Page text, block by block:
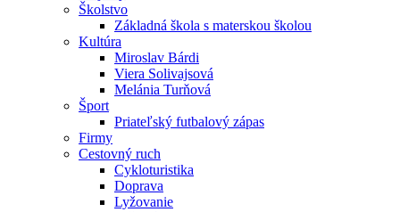
Školstvo
Základná škola s materskou školou
Kultúra
Miroslav Bárdi
Viera Solivajsová
Melánia Turňová
Šport
Priateľský futbalový zápas
Firmy
Cestovný ruch
Cykloturistika
Doprava
Lyžovanie